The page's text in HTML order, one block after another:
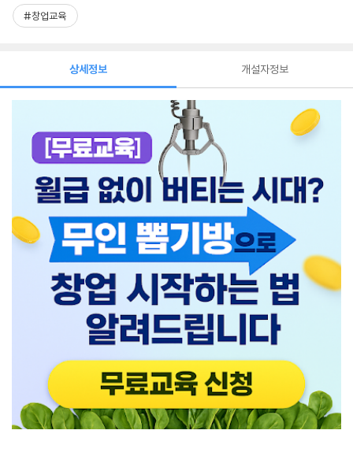
#창업교육
상세정보 개설자정보